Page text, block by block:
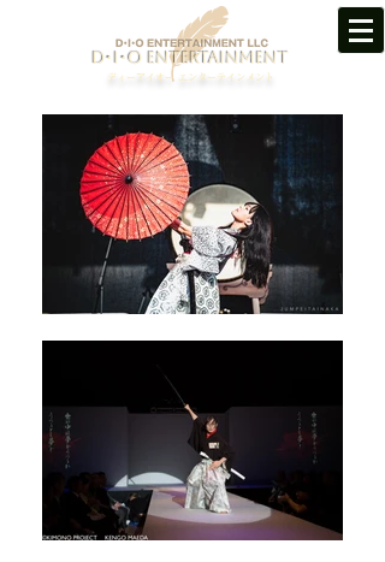
D･I･O ENTERTAINMENT
ディーアイオー エンターテインメント